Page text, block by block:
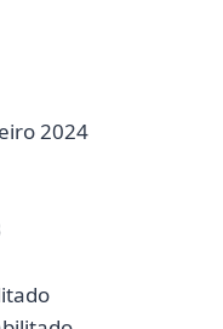
15 fevereiro 2024
: ‎ Habilitado